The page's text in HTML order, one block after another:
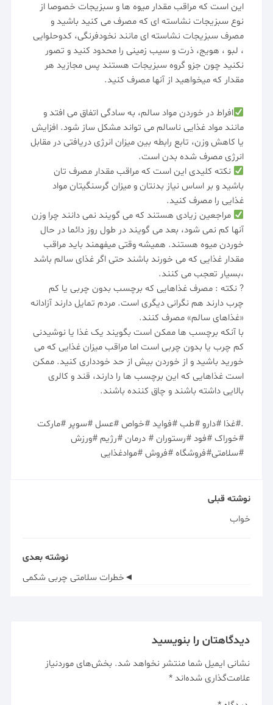
این است که مراقب مقدار میوه ه­ا و سبزیجات خصوصا از
نوع سبزیجات نشاسته ای که مصرف می کنید باشید و
مصرف سبزیجات نشاسته ای مانند نخودفرنگی، کدوحلوایی
، لبو ، هویج، ذرت و سیب زمینی را محدود کنید و تصور
نکنید چون جزو گروه سبزیجات هستند پس مجازید هر
مقدار که میخواهید از آنها مصرف کنید.
افراط در خوردن مواد سالم، به سادگی اتفاق می افتد و
مانند مواد غذایی ناسالم می تواند مشکل ساز شود. افزایش
یا کاهش وزن، تابع رابطه بین میزان انرژی دریافتی در مقابل
انرژی مصرف شده بدن است.
نکته کلیدی این است که مراقب مقدار مصرف تان
باشید و بر اساس نیاز بدنتان و میزان گرسنگیتان مواد
غذایی را مصرف کنید.
مراجعین زیادی هستند که می گویند نمی دانند چرا وزن
آنها کم نمی شود، بعد می گویند در طول روز دائما در حال
خوردن میوه هستند. همیشه وقتی میفهمند باید مراقب
مقدار غذایی که می خورند باشند حتی اگر غذای سالم باشد
،بسیار تعجب می کنند.
? نکته : مصرف غذاهایی که برچسب بدون چربی یا کم
چرب دارند هم نگرانی دیگری است. مردم تمایل دارند آزادانه
«غذاهای سالم» مصرف کنند.
با آنکه برچسب ها ممکن است بگویند یک غذا یا نوشیدنی
کم چرب یا بدون چربی است اما مراقب میزان غذایی که می
خورید باشید و از خوردن بیش از حد خودداری کنید. ممکن
است غذاهایی که این برچسب ها را دارند، قند و کالری
بالایی داشته باشند و چاق کننده باشند.
.#غذا #دارو #طب #فواید #خواص #عسل #سوپر #مارکت
#خوراک #فود #رستوران # درمان #رژیم #ورزش
#سلامتی#فروشگاه #فروش #موادغذایی
نوشته قبلی
خواب
نوشته بعدی
◄خطرات سلامتی چربی شکمی
دیدگاهتان را بنویسید
نشانی ایمیل شما منتشر نخواهد شد. بخش‌های موردنیاز
علامت‌گذاری شده‌اند*